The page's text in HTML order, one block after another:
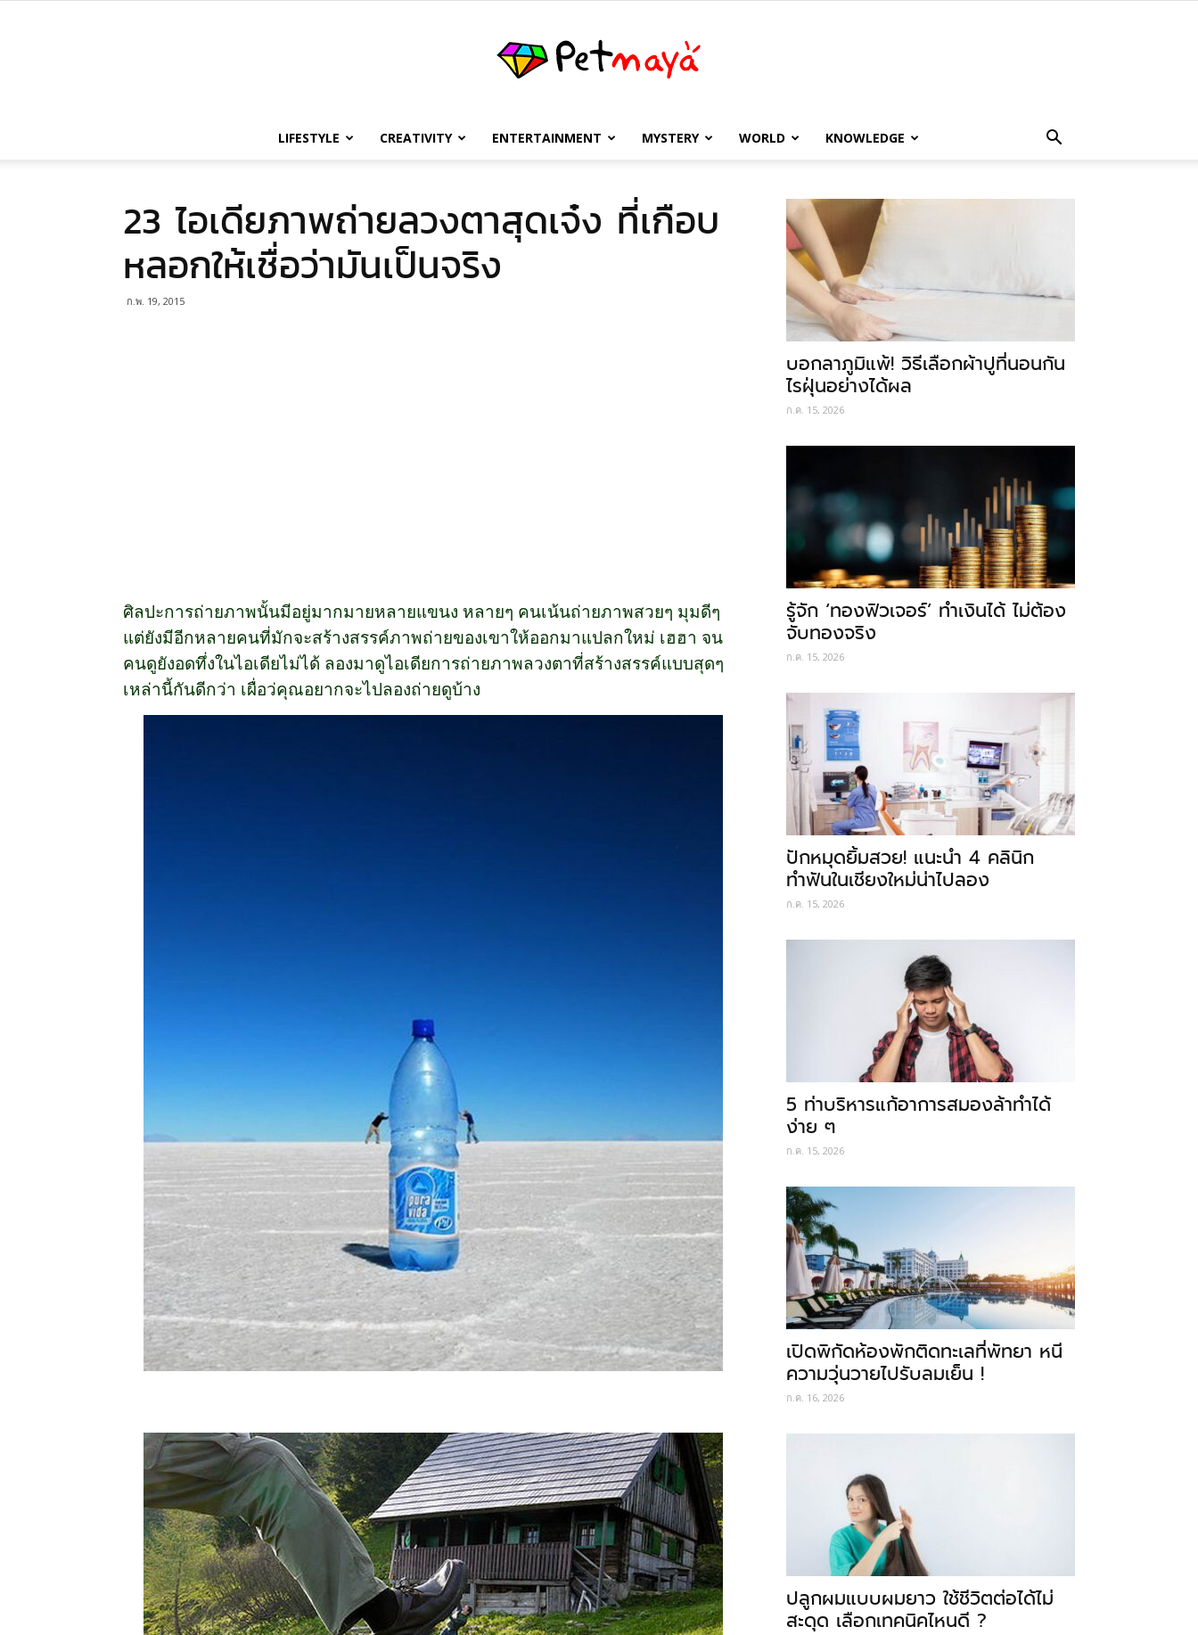
เพชร
LIFESTYLE CREATIVITY ENTERTAINMENT MYSTERY WORLD KNOWLEDGE
23 ไอเดียภาพถ่ายลวงตาสุดเจ๋ง ที่เกือบ
หลอกให้เชื่อว่ามันเป็นจริง
ก.พ. 19, 2015
ศิลปะการถ่ายภาพนั้นมีอยู่มากมายหลายแขนง หลายๆ คนเน้นถ่ายภาพสวยๆ มุมดีๆ
แต่ยังมีอีกหลายคนที่มักจะสร้างสรรค์ภาพถ่ายของเขาให้ออกมาแปลกใหม่ เฮฮา จน
คนดูยังอดทึ่งในไอเดียไม่ได้ ลองมาดูไอเดียการถ่ายภาพลวงตาที่สร้างสรรค์แบบสุดๆ
เหล่านี้กันดีกว่า เผื่อว่คุณอยากจะไปลองถ่ายดูบ้าง
บอกลาภูมิแพ้! วิธีเลือกผ้าปูที่นอนกัน
ไรฝุ่นอย่างได้ผล
ก.ค. 15, 2026
รู้จัก ‘ทองฟิวเจอร์’ ทำเงินได้ ไม่ต้อง
จับทองจริง
ก.ค. 15, 2026
ปักหมุดยิ้มสวย! แนะนำ 4 คลินิก
ทำฟันในเชียงใหม่น่าไปลอง
ก.ค. 15, 2026
5 ท่าบริหารแก้อาการสมองล้าทำได้
ง่าย ๆ
ก.ค. 15, 2026
เปิดพิกัดห้องพักติดทะเลที่พัทยา หนี
ความวุ่นวายไปรับลมเย็น !
ก.ค. 16, 2026
ปลูกผมแบบผมยาว ใช้ชีวิตต่อได้ไม่
สะดุด เลือกเทคนิคไหนดี ?